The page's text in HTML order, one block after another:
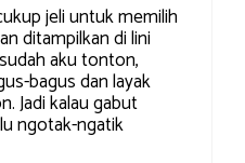
jeli untuk memilih
ditampilkan di lini
aku tonton,
bagus dan layak
Jadi kalau gabut
ngotak-ngatik